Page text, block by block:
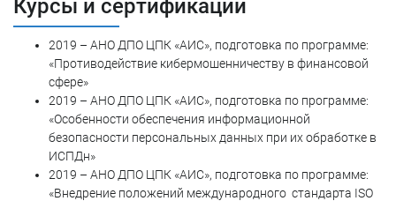
Курсы и сертификации
2019 – АНО ДПО ЦПК «АИС», подготовка по программе:
«Противодействие кибермошенничеству в финансовой
сфере»
2019 – АНО ДПО ЦПК «АИС», подготовка по программе:
«Особенности обеспечения информационной
безопасности персональных данных при их обработке в
ИСПДн»
2019 – АНО ДПО ЦПК «АИС», подготовка по программе:
«Внедрение положений международного стандарта ISO